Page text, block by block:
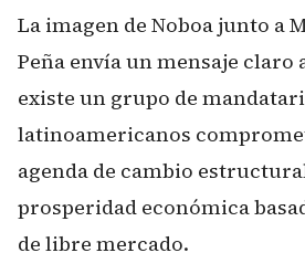
La imagen de Noboa junto a
Peña envía un mensaje claro
existe un grupo de
latinoamericanos
agenda de cambio
prosperidad económica
de libre mercado.